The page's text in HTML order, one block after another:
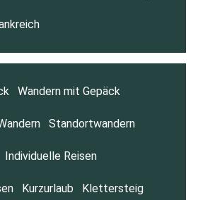
Wandern mit Gepäck
Standortwandern
Individuelle Reisen
Kurzurlaub Klettersteig